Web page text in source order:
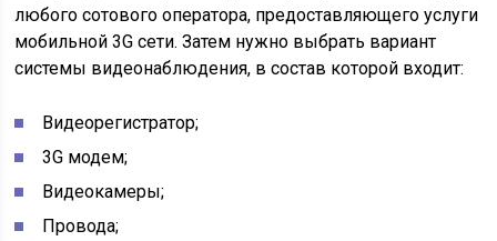
любого сотового оператора, предоставляющего услуги
мобильной 3G сети. Затем нужно выбрать вариант
системы видеонаблюдения, в состав которой входит:
Видеорегистратор;
3G модем;
Видеокамеры;
Провода;